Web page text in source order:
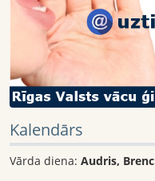
Kalendārs
Vārda diena: Audris,